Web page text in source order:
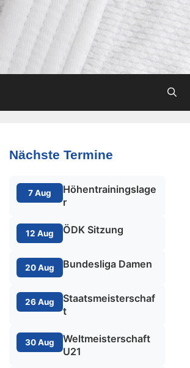
Nächste Termine
7 Aug
Höhentrainingslage
r
12 Aug ÖDK Sitzung
20 Aug Bundesliga Damen
26 Aug
Staatsmeisterschaf
t
30 Aug
Weltmeisterschaft
U21